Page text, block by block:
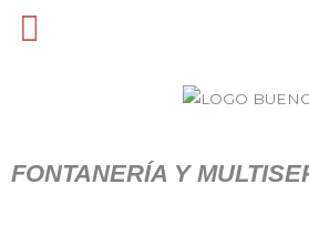
FONTANERÍA Y